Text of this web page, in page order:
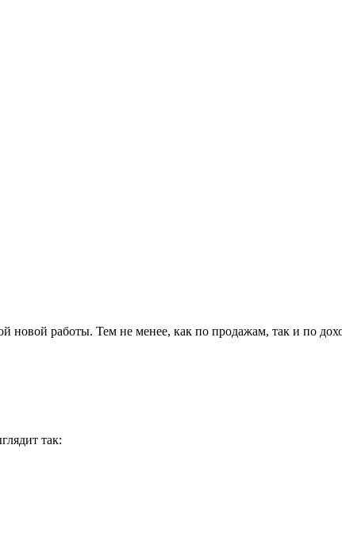
новой работы. Тем не менее, как по продажам, так и по
так: